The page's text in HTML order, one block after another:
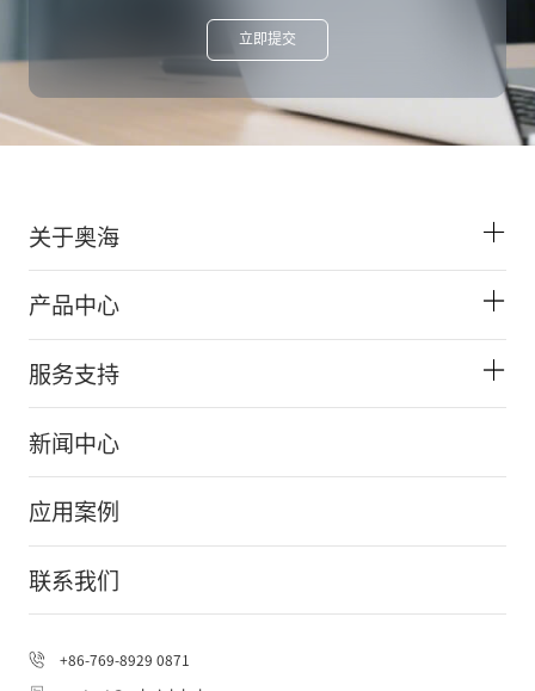
+86-769-8929 0871
关于奥海
产品中心
服务支持
新闻中心
应用案例
联系我们